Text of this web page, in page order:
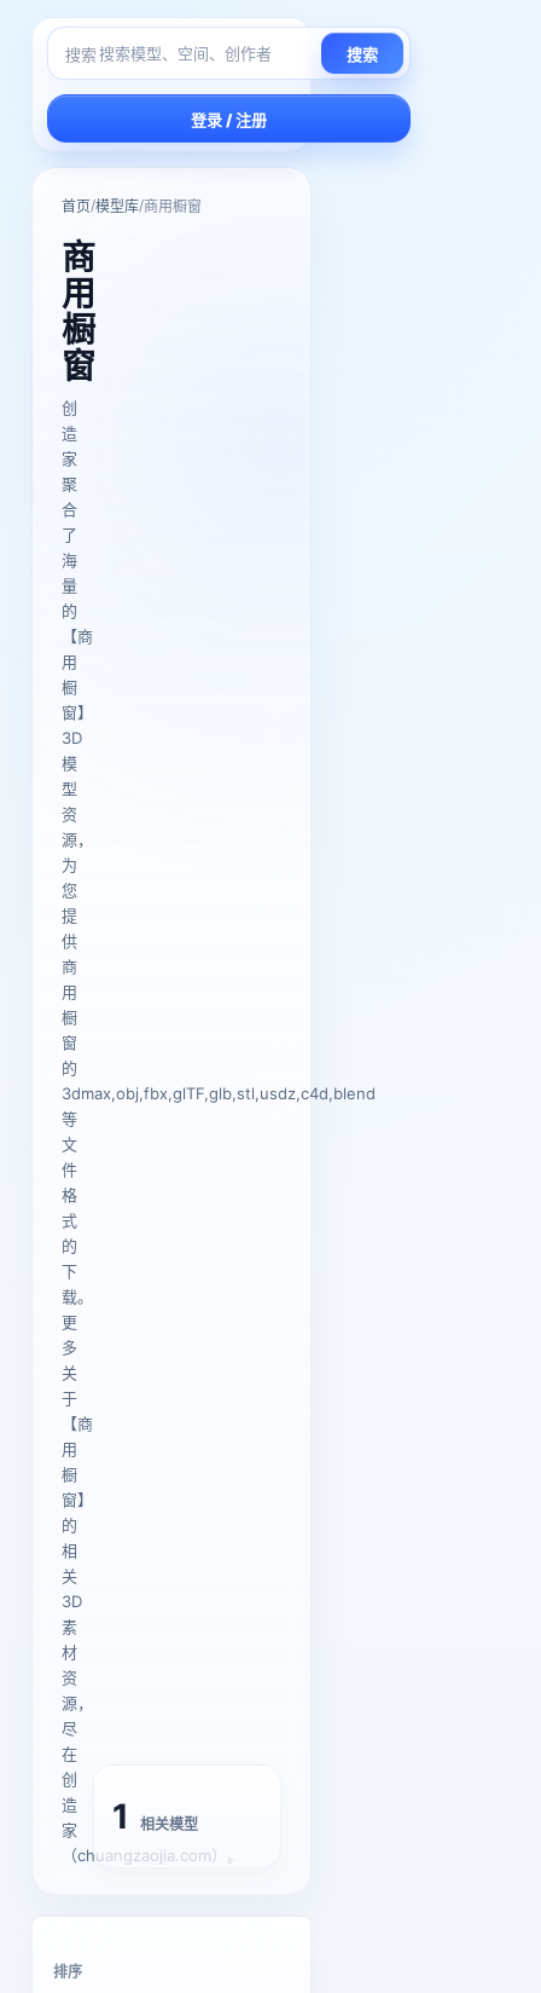
搜索 搜索
登录 / 注册
首页/模型库/商用橱窗
商
用
橱
窗
创
造
家
聚
合
了
海
量
的
【商
用
橱
窗】
3D
模
型
资
源，
为
您
提
供
商
用
橱
窗
的
3dmax,obj,fbx,glTF,glb,stl,usdz,c4d,blend
等
文
件
格
式
的
下
载。
更
多
关
于
【商
用
橱
窗】
的
相
关
3D
素
材
资
源，
尽
在
创
造
家
（chuangzaojia.com）。
1 相关模型
排序